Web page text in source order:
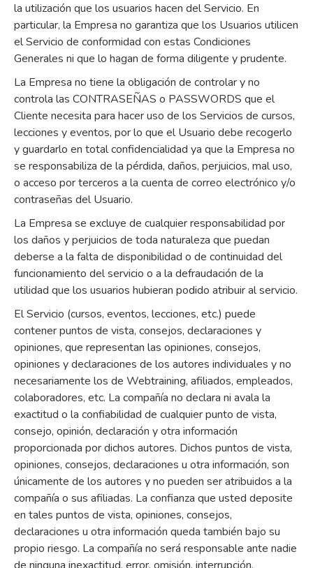
la utilización que los usuarios hacen del Servicio. En
particular, la Empresa no garantiza que los Usuarios utilicen
el Servicio de conformidad con estas Condiciones
Generales ni que lo hagan de forma diligente y prudente.
La Empresa no tiene la obligación de controlar y no
controla las CONTRASEÑAS o PASSWORDS que el
Cliente necesita para hacer uso de los Servicios de cursos,
lecciones y eventos, por lo que el Usuario debe recogerlo
y guardarlo en total confidencialidad ya que la Empresa no
se responsabiliza de la pérdida, daños, perjuicios, mal uso,
o acceso por terceros a la cuenta de correo electrónico y/o
contraseñas del Usuario.
La Empresa se excluye de cualquier responsabilidad por
los daños y perjuicios de toda naturaleza que puedan
deberse a la falta de disponibilidad o de continuidad del
funcionamiento del servicio o a la defraudación de la
utilidad que los usuarios hubieran podido atribuir al servicio.
El Servicio (cursos, eventos, lecciones, etc.) puede
contener puntos de vista, consejos, declaraciones y
opiniones, que representan las opiniones, consejos,
opiniones y declaraciones de los autores individuales y no
necesariamente los de Webtraining, afiliados, empleados,
colaboradores, etc. La compañía no declara ni avala la
exactitud o la confiabilidad de cualquier punto de vista,
consejo, opinión, declaración y otra información
proporcionada por dichos autores. Dichos puntos de vista,
opiniones, consejos, declaraciones u otra información, son
únicamente de los autores y no pueden ser atribuidos a la
compañía o sus afiliadas. La confianza que usted deposite
en tales puntos de vista, opiniones, consejos,
declaraciones u otra información queda también bajo su
propio riesgo. La compañía no será responsable ante nadie